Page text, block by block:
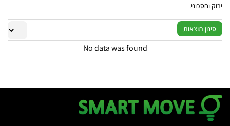
ירוק וחסכוני.
סינון תוצאות
No data was found